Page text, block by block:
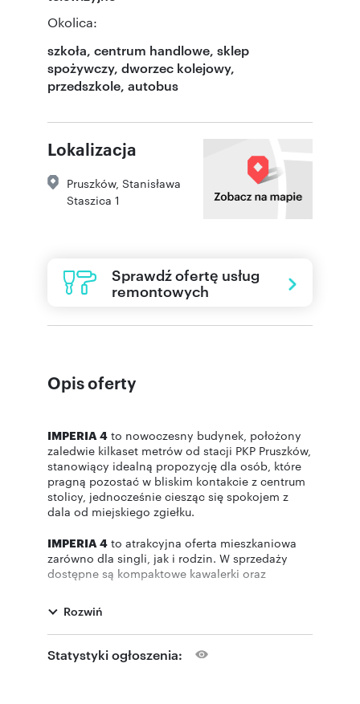
Okolica:
szkoła, centrum handlowe, sklep
spożywczy, dworzec kolejowy,
przedszkole, autobus
Lokalizacja
Pruszków, Stanisława
Staszica 1
Sprawdź ofertę usług
remontowych
Opis oferty
IMPERIA 4 to nowoczesny budynek, położony
zaledwie kilkaset metrów od stacji PKP Pruszków,
stanowiący idealną propozycję dla osób, które
pragną pozostać w bliskim kontakcie z centrum
stolicy, jednocześnie ciesząc się spokojem z
dala od miejskiego zgiełku.
IMPERIA 4 to atrakcyjna oferta mieszkaniowa
zarówno dla singli, jak i rodzin. W sprzedaży
dostępne są kompaktowe kawalerki oraz
budynku zaplanowano garaż, a cichobieżne
windy zapewnią wygodny dostęp do mieszkań
bezpośrednio z poziomu garażu.
Dużym atutem inwestycji jest bliskość stacji PKP
i SKM, stanowiącym sprawne, bezkorkowe
Rozwiń
Statystyki ogłoszenia: